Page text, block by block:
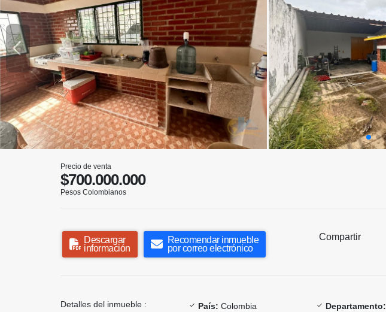
Precio de venta
$700.000.000
Pesos Colombianos
Descargar
información
Recomendar inmueble
por correo electrónico
Compartir
Detalles del inmueble : País: Colombia Departamento: